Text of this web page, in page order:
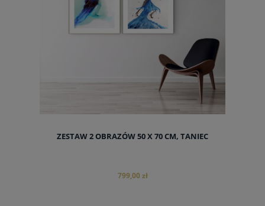
ZESTAW 2 OBRAZÓW 50 X 70 CM, TANIEC
799,00 zł